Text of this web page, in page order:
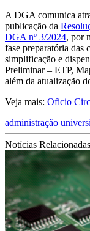
A DGA comunica
publicação da
DGA nº 3/2024, por
fase preparatória das
simplificação e
Preliminar – ETP,
além da atualização
Veja mais: Oficio
administração
Notícias Relacionadas